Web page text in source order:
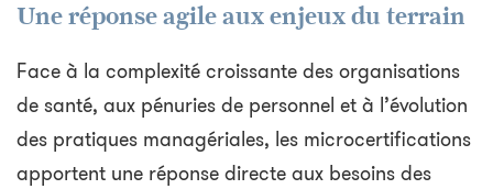
Une réponse agile aux enjeux du terrain
Face à la complexité croissante des organisations
de santé, aux pénuries de personnel et à l’évolution
des pratiques managériales, les microcertifications
apportent une réponse directe aux besoins des